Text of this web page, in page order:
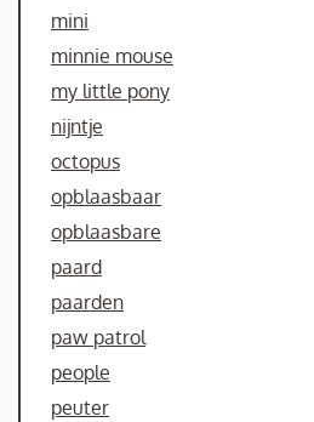
mini
minnie mouse
my little pony
nijntje
octopus
opblaasbaar
opblaasbare
paard
paarden
paw patrol
people
peuter